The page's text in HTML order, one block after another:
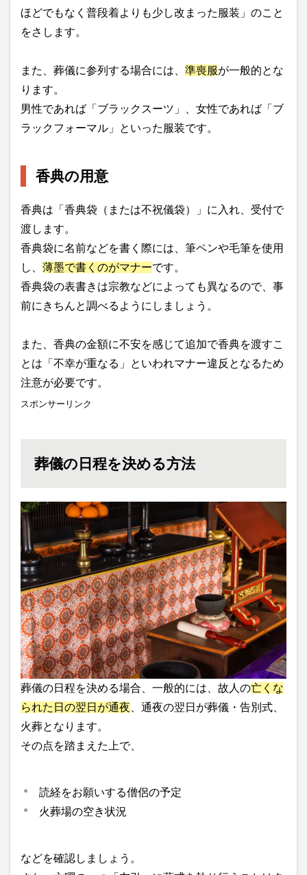
ほどでもなく普段着よりも少し改まった服装」のこと
をさします。
また、葬儀に参列する場合には、 準喪服が一般的とな
ります。
男性であれば「ブラックスーツ」、女性であれば「ブ
ラックフォーマル」といった服装です。
香典の用意
香典は「香典袋（または不祝儀袋）」に入れ、受付で
渡します。
香典袋に名前などを書く際には、筆ペンや毛筆を使用
し、 薄墨で書くのがマナーです。
香典袋の表書きは宗教などによっても異なるので、事
前にきちんと調べるようにしましょう。
また、香典の金額に不安を感じて追加で香典を渡すこ
とは「不幸が重なる」といわれマナー違反となるため
注意が必要です。
スポンサーリンク
葬儀の日程を決める方法
葬儀の日程を決める場合、一般的には、故人の亡くな
られた日の翌日が通夜、通夜の翌日が葬儀・告別式、
火葬となります。
その点を踏まえた上で、
読経をお願いする僧侶の予定
火葬場の空き状況
などを確認しましょう。